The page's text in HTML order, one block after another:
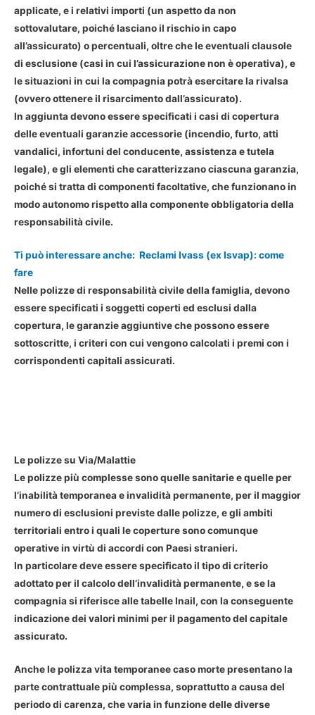
applicate, e i relativi importi (un aspetto da non
sottovalutare, poiché lasciano il rischio in capo
all’assicurato) o percentuali, oltre che le eventuali clausole
di esclusione (casi in cui l’assicurazione non è operativa), e
le situazioni in cui la compagnia potrà esercitare la rivalsa
(ovvero ottenere il risarcimento dall’assicurato).
In aggiunta devono essere specificati i casi di copertura
delle eventuali garanzie accessorie (incendio, furto, atti
vandalici, infortuni del conducente, assistenza e tutela
legale), e gli elementi che caratterizzano ciascuna garanzia,
poiché si tratta di componenti facoltative, che funzionano in
modo autonomo rispetto alla componente obbligatoria della
responsabilità civile.
Ti può interessare anche: Reclami Ivass (ex Isvap): come
fare
Nelle polizze di responsabilità civile della famiglia, devono
essere specificati i soggetti coperti ed esclusi dalla
copertura, le garanzie aggiuntive che possono essere
sottoscritte, i criteri con cui vengono calcolati i premi con i
corrispondenti capitali assicurati.
Le polizze su Via/Malattie
Le polizze più complesse sono quellesanitarie e quelle per
l’inabilità temporaneae invalidità permanente, per il maggior
numero di esclusioni previste dalle polizze, e gli ambiti
territoriali entro i quali le coperture sono comunque
operative in virtù di accordi con Paesi stranieri.
In particolare deve essere specificato il tipo di criterio
adottato per il calcolo dell’invalidità permanente, e se la
compagnia si riferisce alle tabelle Inail, con la conseguente
indicazione dei valori minimi per il pagamento del capitale
assicurato.
Anche lepolizza vita temporaneecaso morte presentano la
parte contrattuale più complessa, soprattutto a causa del
periodo di carenza, che varia in funzione delle diverse